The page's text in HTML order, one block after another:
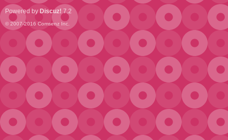
Powered by Discuz! 7.2
© 2007-2016 Comsenz Inc.